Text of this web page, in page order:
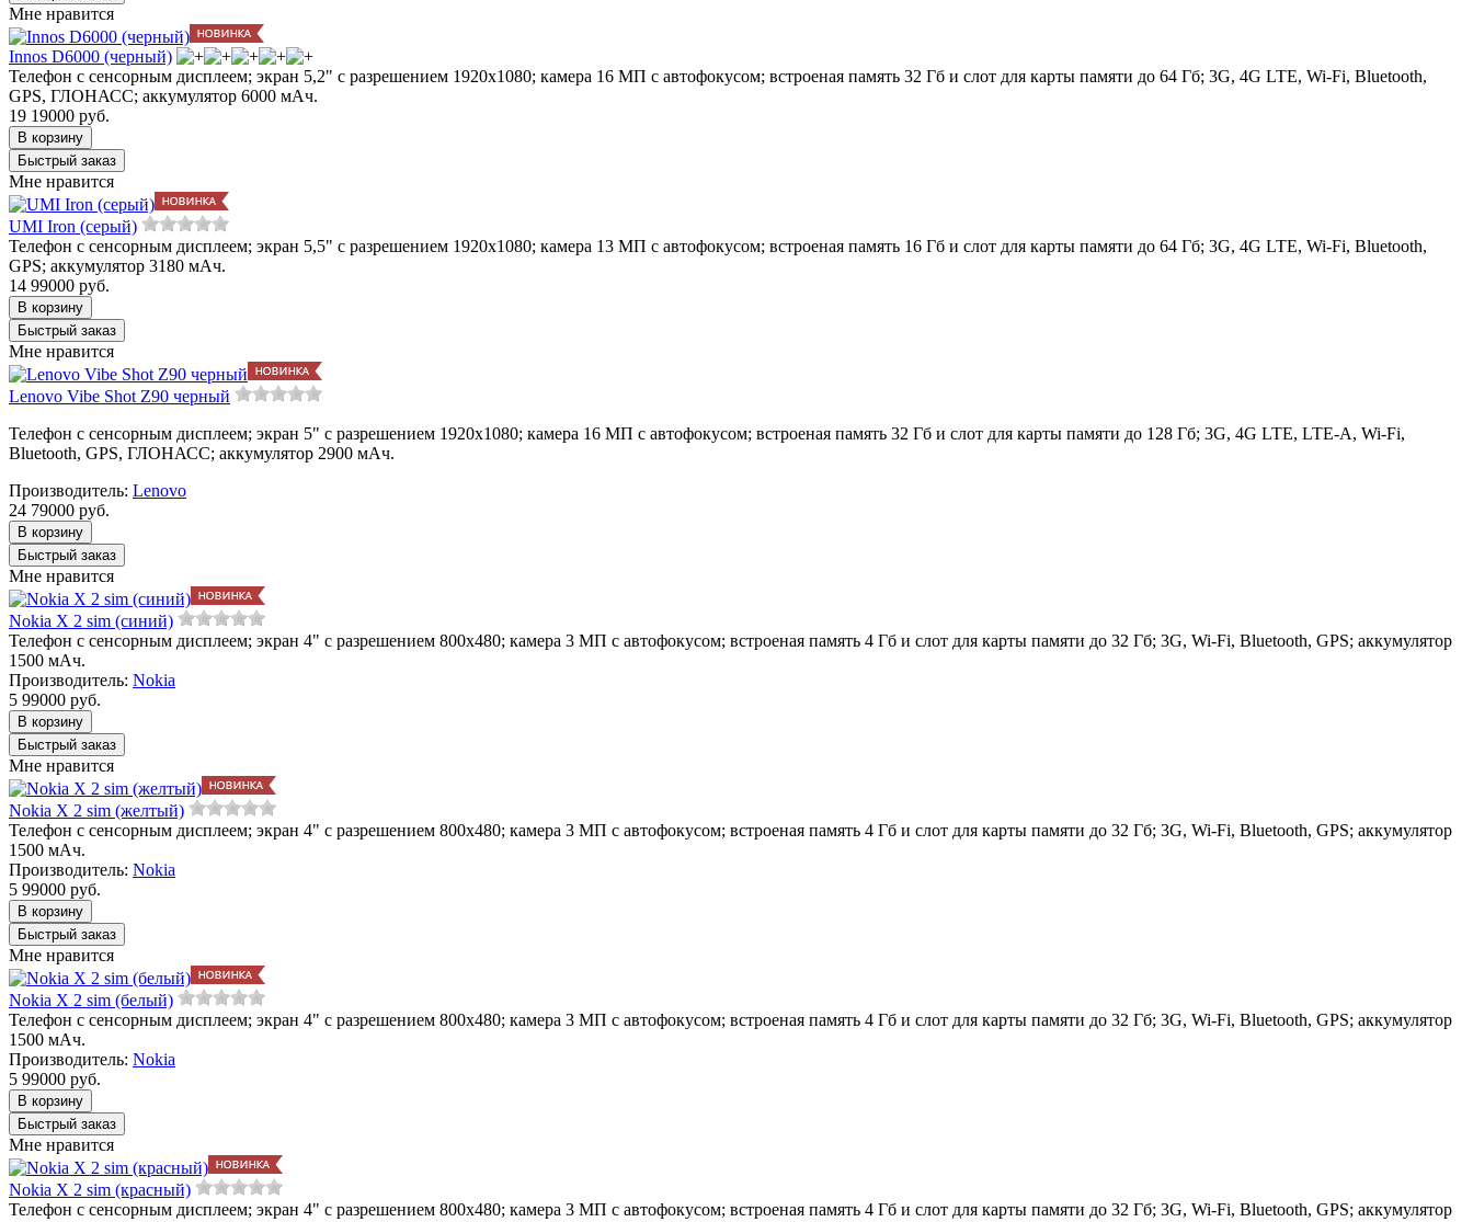
Мне нравится
Innos D6000 (черный)
Телефон с сенсорным дисплеем; экран 5,2" с разрешением 1920x1080; камера 16 МП с автофокусом; встроеная память 32 Гб и слот для карты памяти до 64 Гб; 3G, 4G LTE, Wi-Fi, Bluetooth,
GPS, ГЛОНАСС; аккумулятор 6000 мАч.
19 19000 руб.
Мне нравится
UMI Iron (серый)
Телефон с сенсорным дисплеем; экран 5,5" с разрешением 1920x1080; камера 13 МП с автофокусом; встроеная память 16 Гб и слот для карты памяти до 64 Гб; 3G, 4G LTE, Wi-Fi, Bluetooth,
GPS; аккумулятор 3180 мАч.
14 99000 руб.
Мне нравится
Lenovo Vibe Shot Z90 черный
Телефон с сенсорным дисплеем; экран 5" с разрешением 1920x1080; камера 16 МП с автофокусом; встроеная память 32 Гб и слот для карты памяти до 128 Гб; 3G, 4G LTE, LTE-A, Wi-Fi,
Bluetooth, GPS, ГЛОНАСС; аккумулятор 2900 мАч.
Производитель: Lenovo
24 79000 руб.
Мне нравится
Nokia X 2 sim (синий)
Телефон с сенсорным дисплеем; экран 4" с разрешением 800x480; камера 3 МП с автофокусом; встроеная память 4 Гб и слот для карты памяти до 32 Гб; 3G, Wi-Fi, Bluetooth, GPS; аккумулятор
1500 мАч.
Производитель: Nokia
5 99000 руб.
Мне нравится
Nokia X 2 sim (желтый)
Телефон с сенсорным дисплеем; экран 4" с разрешением 800x480; камера 3 МП с автофокусом; встроеная память 4 Гб и слот для карты памяти до 32 Гб; 3G, Wi-Fi, Bluetooth, GPS; аккумулятор
1500 мАч.
Производитель: Nokia
5 99000 руб.
Мне нравится
Nokia X 2 sim (белый)
Телефон с сенсорным дисплеем; экран 4" с разрешением 800x480; камера 3 МП с автофокусом; встроеная память 4 Гб и слот для карты памяти до 32 Гб; 3G, Wi-Fi, Bluetooth, GPS; аккумулятор
1500 мАч.
Производитель: Nokia
5 99000 руб.
Мне нравится
Nokia X 2 sim (красный)
Телефон с сенсорным дисплеем; экран 4" с разрешением 800x480; камера 3 МП с автофокусом; встроеная память 4 Гб и слот для карты памяти до 32 Гб; 3G, Wi-Fi, Bluetooth, GPS; аккумулятор